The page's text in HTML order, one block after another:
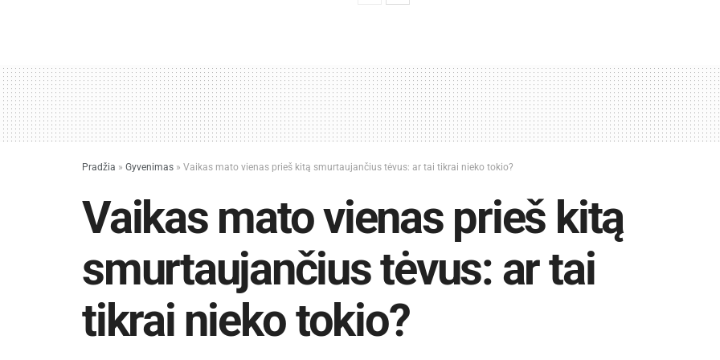
Pradžia » Gyvenimas » Vaikas mato vienas prieš kitą smurtaujančius tėvus: ar tai tikrai nieko tokio?
Vaikas mato vienas prieš kitą
smurtaujančius tėvus: ar tai
tikrai nieko tokio?